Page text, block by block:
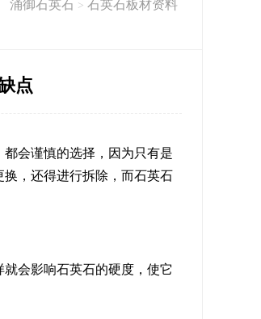
涌御石英石 > 石英石板材资料
点
会谨慎的选择，因为只有是
，还得进行拆除，而石英石
会影响石英石的硬度，使它